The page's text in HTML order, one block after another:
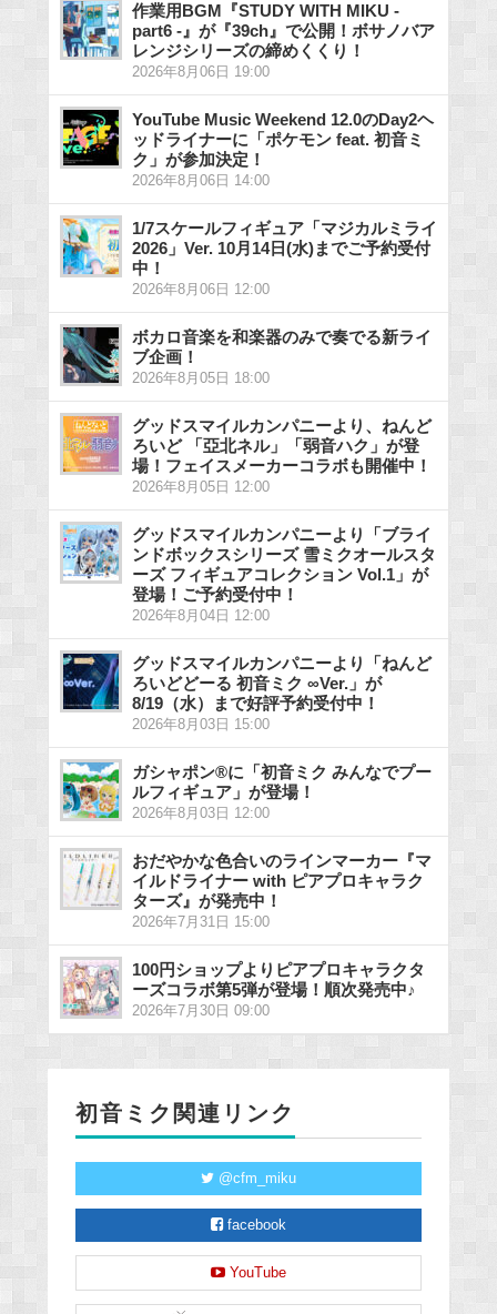
作業用BGM『STUDY WITH MIKU -
part6 -』が『39ch』で公開！ボサノバア
レンジシリーズの締めくくり！
2026年8月06日 19:00
YouTube Music Weekend 12.0のDay2ヘ
ッドライナーに「ポケモン feat. 初音ミ
ク」が参加決定！
2026年8月06日 14:00
1/7スケールフィギュア「マジカルミライ
2026」Ver. 10月14日(水)までご予約受付
中！
2026年8月06日 12:00
ボカロ音楽を和楽器のみで奏でる新ライ
ブ企画！
2026年8月05日 18:00
グッドスマイルカンパニーより、ねんど
ろいど 「亞北ネル」「弱音ハク」が登
場！フェイスメーカーコラボも開催中！
2026年8月05日 12:00
グッドスマイルカンパニーより「ブライ
ンドボックスシリーズ 雪ミクオールスタ
ーズ フィギュアコレクション Vol.1」が
登場！ご予約受付中！
2026年8月04日 12:00
グッドスマイルカンパニーより「ねんど
ろいどどーる 初音ミク ∞Ver.」が
8/19（水）まで好評予約受付中！
2026年8月03日 15:00
ガシャポン®に「初音ミク みんなでプー
ルフィギュア」が登場！
2026年8月03日 12:00
おだやかな色合いのラインマーカー『マ
イルドライナー with ピアプロキャラク
ターズ』が発売中！
2026年7月31日 15:00
100円ショップよりピアプロキャラクタ
ーズコラボ第5弾が登場！順次発売中♪
2026年7月30日 09:00
初音ミク関連リンク
@cfm_miku
facebook
YouTube